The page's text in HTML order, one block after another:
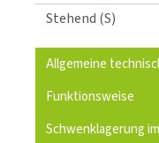
Stehend (S)
Allgemeine
Funktionsweise
Schwenklagerung